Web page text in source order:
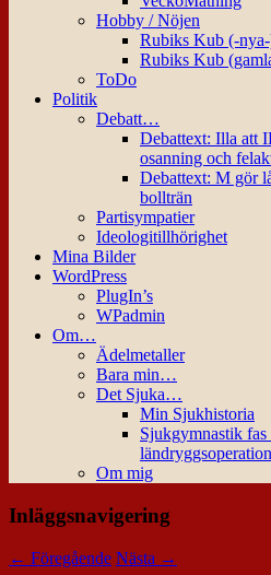
Hobby / Nöjen
Rubiks Kub (-
Rubiks Kub
ToDo
Politik
Debatt…
Debattext: Illa att
osanning och
Debattext: M gör
bollträn
Partisympatier
Ideologitillhörighet
Mina Bilder
WordPress
PlugIn’s
WPadmin
Om…
Ädelmetaller
Bara min…
Det Sjuka…
Min Sjukhistoria
Sjukgymnastik
Om mig
Inläggsnavigering
← Föregående Nästa →